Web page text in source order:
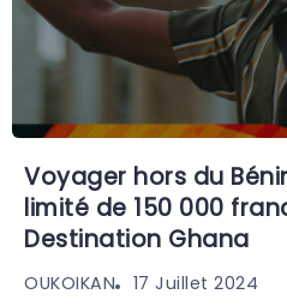
Voyager hors du
limité de 150 000
Destination Ghana
OUKOIKAN 17 Juillet 2024